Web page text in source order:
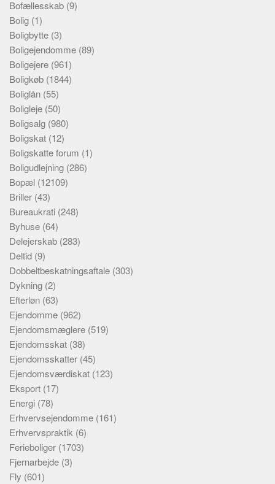
Bofællesskab (9)
Bolig (1)
Boligbytte (3)
Boligejendomme (89)
Boligejere (961)
Boligkøb (1844)
Boliglån (55)
Boligleje (50)
Boligsalg (980)
Boligskat (12)
Boligskatte forum (1)
Boligudlejning (286)
Bopæl (12109)
Briller (43)
Bureaukrati (248)
Byhuse (64)
Delejerskab (283)
Deltid (9)
Dobbeltbeskatningsaftale (303)
Dykning (2)
Efterløn (63)
Ejendomme (962)
Ejendomsmæglere (519)
Ejendomsskat (38)
Ejendomsskatter (45)
Ejendomsværdiskat (123)
Eksport (17)
Energi (78)
Erhvervsejendomme (161)
Erhvervspraktik (6)
Ferieboliger (1703)
Fjernarbejde (3)
Fly (601)